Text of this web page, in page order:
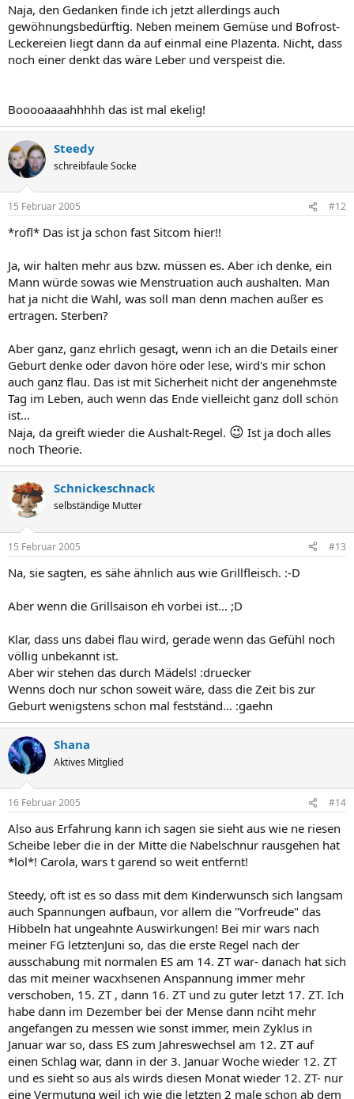
Naja, den Gedanken finde ich jetzt allerdings auch
gewöhnungsbedürftig. Neben meinem Gemüse und Bofrost-
Leckereien liegt dann da auf einmal eine Plazenta. Nicht, dass
noch einer denkt das wäre Leber und verspeist die.
Booooaaaahhhhh das ist mal ekelig!
Steedy
schreibfaule Socke
15 Februar 2005 #12
*rofl* Das ist ja schon fast Sitcom hier!!
Ja, wir halten mehr aus bzw. müssen es. Aber ich denke, ein
Mann würde sowas wie Menstruation auch aushalten. Man
hat ja nicht die Wahl, was soll man denn machen außer es
ertragen. Sterben?
Aber ganz, ganz ehrlich gesagt, wenn ich an die Details einer
Geburt denke oder davon höre oder lese, wird's mir schon
auch ganz flau. Das ist mit Sicherheit nicht der angenehmste
Tag im Leben, auch wenn das Ende vielleicht ganz doll schön
ist...
Naja, da greift wieder die Aushalt-Regel. 😉 Ist ja doch alles
noch Theorie.
Schnickeschnack
selbständige Mutter
15 Februar 2005 #13
Na, sie sagten, es sähe ähnlich aus wie Grillfleisch. :-D
Aber wenn die Grillsaison eh vorbei ist... ;D
Klar, dass uns dabei flau wird, gerade wenn das Gefühl noch
völlig unbekannt ist.
Aber wir stehen das durch Mädels! :druecker
Wenns doch nur schon soweit wäre, dass die Zeit bis zur
Geburt wenigstens schon mal festständ... :gaehn
Shana
Aktives Mitglied
16 Februar 2005 #14
Also aus Erfahrung kann ich sagen sie sieht aus wie ne riesen
Scheibe leber die in der Mitte die Nabelschnur rausgehen hat
*lol*! Carola, wars t garend so weit entfernt!
Steedy, oft ist es so dass mit dem Kinderwunsch sich langsam
auch Spannungen aufbaun, vor allem die "Vorfreude" das
Hibbeln hat ungeahnte Auswirkungen! Bei mir wars nach
meiner FG letztenJuni so, das die erste Regel nach der
ausschabung mit normalen ES am 14. ZT war- danach hat sich
das mit meiner wacxhsenen Anspannung immer mehr
verschoben, 15. ZT , dann 16. ZT und zu guter letzt 17. ZT. Ich
habe dann im Dezember bei der Mense dann nciht mehr
angefangen zu messen wie sonst immer, mein Zyklus in
Januar war so, dass ES zum Jahreswechsel am 12. ZT auf
einen Schlag war, dann in der 3. Januar Woche wieder 12. ZT
und es sieht so aus als wirds diesen Monat wieder 12. ZT- nur
eine Vermutung weil ich wie die letzten 2 male schon ab dem